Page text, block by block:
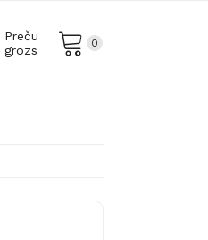
Preču
grozs
0